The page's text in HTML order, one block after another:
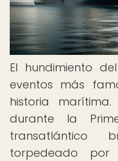
El hundimiento
eventos más
historia
durante la
transatlántico
torpedeado por